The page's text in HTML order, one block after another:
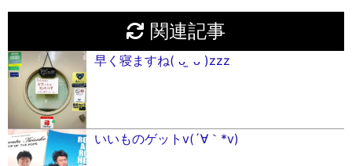
関連記事
早く寝ますね( ᴗ ̫ ᴗ )zzz
いいものゲットv(´∀｀*v)